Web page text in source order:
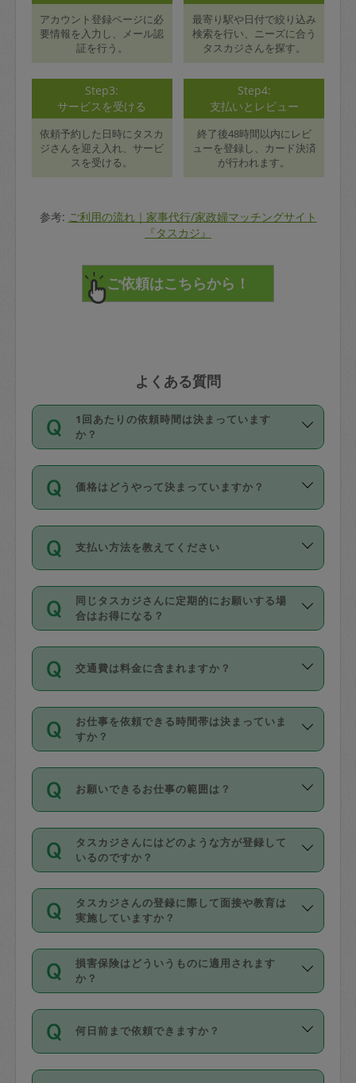
アカウント登録ページに必
要情報を入力し、メール認
証を行う。
最寄り駅や日付で絞り込み
検索を行い、ニーズに合う
タスカジさんを探す。
Step3:
サービスを受ける
依頼予約した日時にタスカ
ジさんを迎え入れ、サービ
スを受ける。
Step4:
支払いとレビュー
終了後48時間以内にレビ
ューを登録し、カード決済
が行われます。
参考: ご利用の流れ｜家事代行/家政婦マッチングサイト
『タスカジ』
よくある質問
1回あたりの依頼時間は決まっています
か？
依頼1回につき3時間固定です。3時間を
超えて依頼したい場合は、延長機能をご
利用ください。機能をご利用いただくに
の上事前申請することが必要です。な
お、3時間を下回っても、値引き等はござ
いません。
価格はどうやって決まっていますか？
11種類の価格帯の中からタスカジさん自
身が価格を選んで設定しています。
タスカジさんの価格設定には最初は制限
があり、レビュー件数、レビューの平均
値、などで除々に設定可能な最高額が上
がっていく仕組みになっています。
支払い方法を教えてください
お支払方法はクレジットカード（Visa／
Master／JCB／AMERICAN EXPRESS／
Diners Club）のみとなります。
を行う際にご入力ください。プロフィー
ル登録時にはご入力いただかなくても大
丈夫です。
デビットカード・プリペイドカード（Vプ
リカ、au WALLETなど）は支払にはご利
銀行振込や現金払いも対応していませ
なお、タスカジさんの交通費も、依頼料
金のご請求と合わせてお支払いとなりま
動計算で表示されます。
同じタスカジさんに定期的にお願いする場
合はお得になる？
依頼には「スポット」と「定期（毎週｜
隔週）」があり、「定期」の依頼は「ス
ポット」よりお得な料金でご利用できま
す。
定期の最低利用回数は設けていない代わ
りに、一定数を超えたキャンセルは有償
（例：毎週定期の場合は３回以上のキャ
ンセルが有償（1200円、隔週定期の場合
は２回以上のキャンセルが有償（1200
交通費は料金に含まれますか？
交通費は依頼料金とは別途発生し、依頼
料金のご請求と合わせてお支払いとなり
ます。交通費の金額は「依頼の詳細」に
お仕事を依頼できる時間帯は決まっていま
すか？
時間帯は3種類あります。いずれも１回あ
たり３時間です。
・ＡＭ ９時～１２時
・ＰＭ １３時～１６時
・夜 １８時～２１時
開始時間を２時間前後変更することが可
能です。依頼送信後、個別にタスカジさ
んにメッセージを送り調整してくださ
い。ただし、２時間を越えての調整はで
時間も被らない場合、損害保険の対象外
お願いできるお仕事の範囲は？
掃除、整理収納、洗濯、買い物、料理、
作り置きです。タスカジさんによってで
きる仕事の範囲が異なりますので、依頼
する前にタスカジさんのプロフィールで
確認してください。
基本的に、高所での作業や危険作業、屋
外での作業は対象外です。
タスカジさんにはどのような方が登録して
いるのですか？
主婦として長年の家事経験をお持ちの
方、栄養士・調理師といった資格者で保
育園や学校の給食やレストランで料理関
係の専門職に従事されていた方、日本で
すでにハウスキーパーや英語の先生とし
てお仕事をしているフィリピン出身の
社員など様々なバックグラウンドの方が
登録しています。
タスカジさんの登録に際して面接や教育は
実施していますか？
応募の際に、各自事務局との面接と説明
を行っています。その後、身分証明書の
写真提出をしていただいています。外国
確認しています。タスカジさんトレーニ
ング動画を使ったセルフトレーニングの
損害保険はどういうものに適用されます
か？
依頼者とタスカジさんとの間でタスカジ
を通して成立した作業時間内での作業に
適用されます。作業範囲は、掃除、洗
何日前まで依頼できますか？
ご依頼は、現在を起点に3日後（72時間